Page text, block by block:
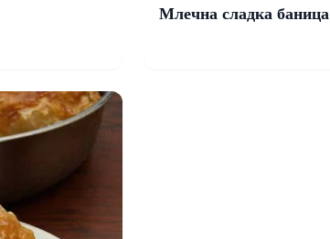
Млечна сладка баница